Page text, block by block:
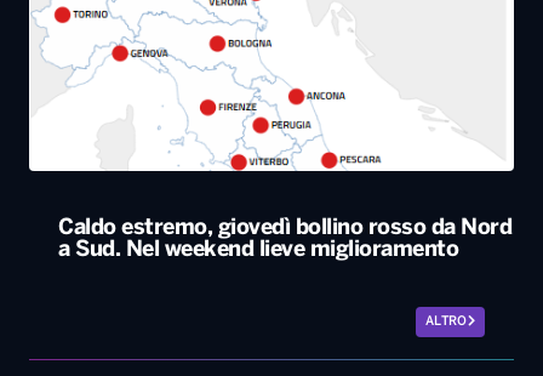
Caldo estremo, giovedì bollino rosso da Nord
a Sud. Nel weekend lieve miglioramento
ALTRO